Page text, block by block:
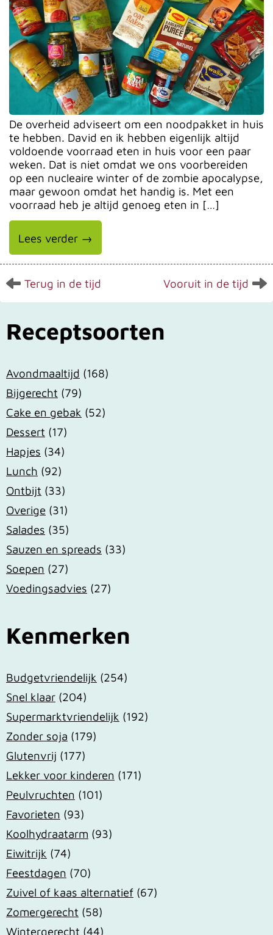
De overheid adviseert om een noodpakket in huis
te hebben. David en ik hebben eigenlijk altijd
voldoende voorraad eten in huis voor een paar
weken. Dat is niet omdat we ons voorbereiden
op een nucleaire winter of de zombie apocalypse,
maar gewoon omdat het handig is. Met een
voorraad heb je altijd genoeg eten in […]
Lees verder →
Terug in de tijd Vooruit in de tijd
Receptsoorten
Avondmaaltijd (168)
Bijgerecht (79)
Cake en gebak (52)
Dessert (17)
Hapjes (34)
Lunch (92)
Ontbijt (33)
Overige (31)
Salades (35)
Sauzen en spreads (33)
Soepen (27)
Voedingsadvies (27)
Kenmerken
Budgetvriendelijk (254)
Snel klaar (204)
Supermarktvriendelijk (192)
Zonder soja (179)
Glutenvrij (177)
Lekker voor kinderen (171)
Peulvruchten (101)
Favorieten (93)
Koolhydraatarm (93)
Eiwitrijk (74)
Feestdagen (70)
Zuivel of kaas alternatief (67)
Zomergerecht (58)
Wintergerecht (44)